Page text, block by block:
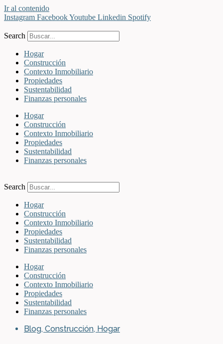
Ir al contenido
Instagram FacebookYoutube Linkedin Spotify
Search
Hogar
Construcción
Contexto Inmobiliario
Propiedades
Sustentabilidad
Finanzas personales
Hogar
Construcción
Contexto Inmobiliario
Propiedades
Sustentabilidad
Finanzas personales
Search
Hogar
Construcción
Contexto Inmobiliario
Propiedades
Sustentabilidad
Finanzas personales
Hogar
Construcción
Contexto Inmobiliario
Propiedades
Sustentabilidad
Finanzas personales
Blog, Construcción, Hogar